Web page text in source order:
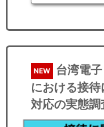
NEW
台湾電
における接
対応の実態調